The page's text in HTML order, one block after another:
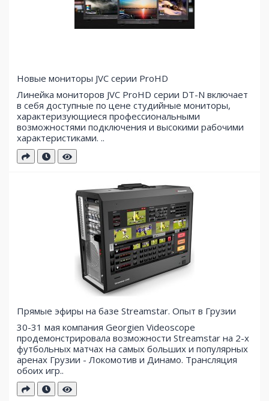
Новые мониторы JVC серии ProHD
Линейка мониторов JVC ProHD серии DT-N включает
в себя доступные по цене студийные мониторы,
характеризующиеся профессиональными
возможностями подключения и высокими рабочими
характеристиками. ..
Прямые эфиры на базе Streamstar. Опыт в Грузии
30-31 мая компания Georgien Videoscope
продемонстрировала возможности Streamstar на 2-х
футбольных матчах на самых больших и популярных
аренах Грузии - Локомотив и Динамо. Трансляция
обоих игр..